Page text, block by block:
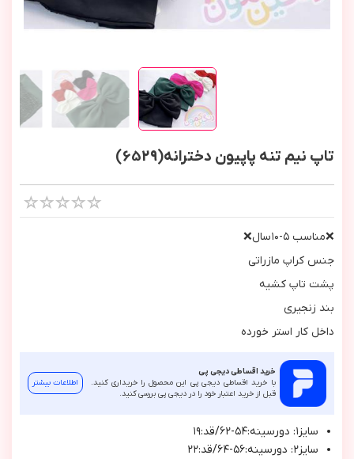
تاپ نیم تنه پاپیون دخترانه(6529)
❌مناسب ٥-١٠سال❌
جنس كراپ مازراتي
پشت تاپ كشيه
بند زنجيري
داخل كار استر خورده
خرید اقساطی دیجی پی
با خرید اقساطی دیجی پی این محصول را خریداری کنید.
قبل از خرید اعتبار خود را در دیجی پی بررسی کنید.
اطلاعات بیشتر
سايز١: دورسينه:٥٤-٦٢/قد:١٩
سايز٢: دورسينه:٥٦-٦٤/قد:٢٢